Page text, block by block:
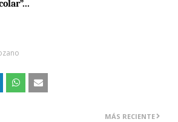
MÁS RECIENTE